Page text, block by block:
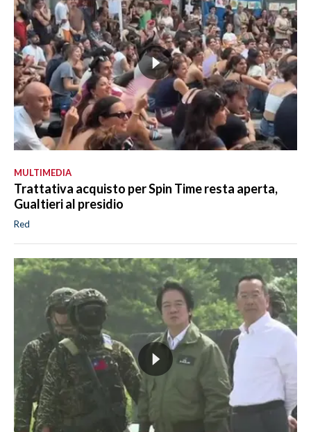
MULTIMEDIA
Trattativa acquisto per Spin Time resta aperta,
Gualtieri al presidio
Red